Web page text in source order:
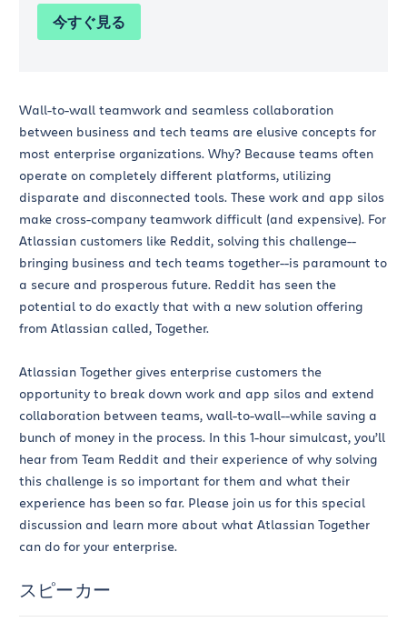
今すぐ見る
Wall-to-wall teamwork and seamless collaboration
between business and tech teams are elusive concepts for
most enterprise organizations. Why? Because teams often
operate on completely different platforms, utilizing
disparate and disconnected tools. These work and app silos
make cross-company teamwork difficult (and expensive). For
Atlassian customers like Reddit, solving this challenge--
bringing business and tech teams together--is paramount to
a secure and prosperous future. Reddit has seen the
potential to do exactly that with a new solution offering
from Atlassian called, Together.
Atlassian Together gives enterprise customers the
opportunity to break down work and app silos and extend
collaboration between teams, wall-to-wall--while saving a
bunch of money in the process. In this 1-hour simulcast, you’ll
hear from Team Reddit and their experience of why solving
this challenge is so important for them and what their
experience has been so far. Please join us for this special
discussion and learn more about what Atlassian Together
can do for your enterprise.
スピーカー